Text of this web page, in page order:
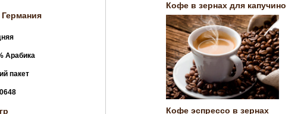
Германия
Арабика
пакет
Кофе в зернах для капучино
Кофе эспрессо в зернах